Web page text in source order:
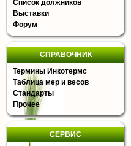
Список должников
Выставки
Форум
СПРАВОЧНИК
Термины Инкотермс
Таблица мер и весов
Стандарты
Прочее
СЕРВИС